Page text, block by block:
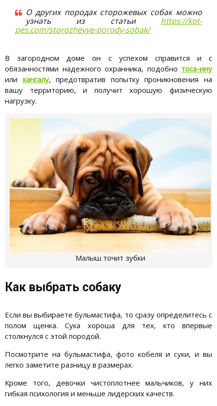
О других породах сторожевых собак можно
узнать из статьи https://kot-
pes.com/storozhevye-porody-sobak/
В загородном доме он с успехом справится и с
обязанностями надежного охранника, подобно тоса-ину
или кангалу, предотвратив попытку проникновения на
вашу территорию, и получит хорошую физическую
нагрузку.
Малыш точит зубки
Как выбрать собаку
Если вы выбираете бульмастифа, то сразу определитесь с
полом щенка. Сука хороша для тех, кто впервые
столкнулся с этой породой.
Посмотрите на бульмастифа, фото кобеля и суки, и вы
легко заметите разницу в размерах.
Кроме того, девочки чистоплотнее мальчиков, у них
гибкая психология и меньше лидерских качеств.